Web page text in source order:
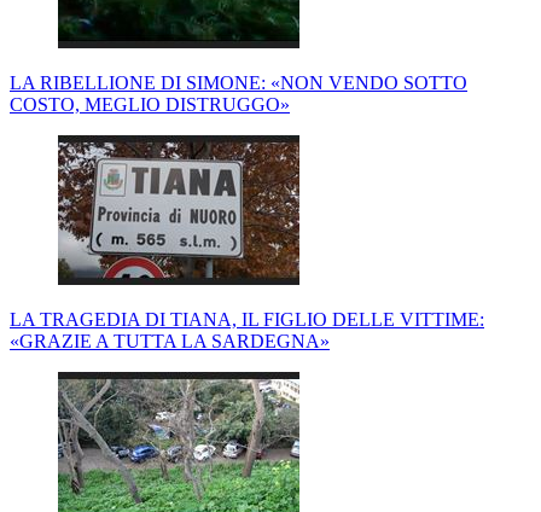
LA RIBELLIONE DI SIMONE: «NON VENDO SOTTO
COSTO, MEGLIO DISTRUGGO»
LA TRAGEDIA DI TIANA, IL FIGLIO DELLE VITTIME:
«GRAZIE A TUTTA LA SARDEGNA»